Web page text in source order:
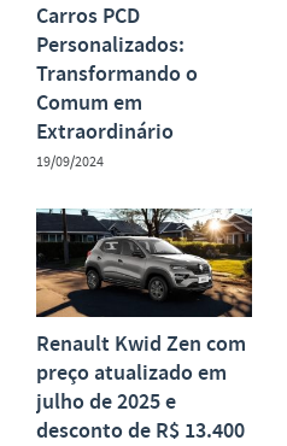
Carros PCD
Personalizados:
Transformando o
Comum em
Extraordinário
19/09/2024
Renault Kwid Zen com
preço atualizado em
julho de 2025 e
desconto de R$ 13.400